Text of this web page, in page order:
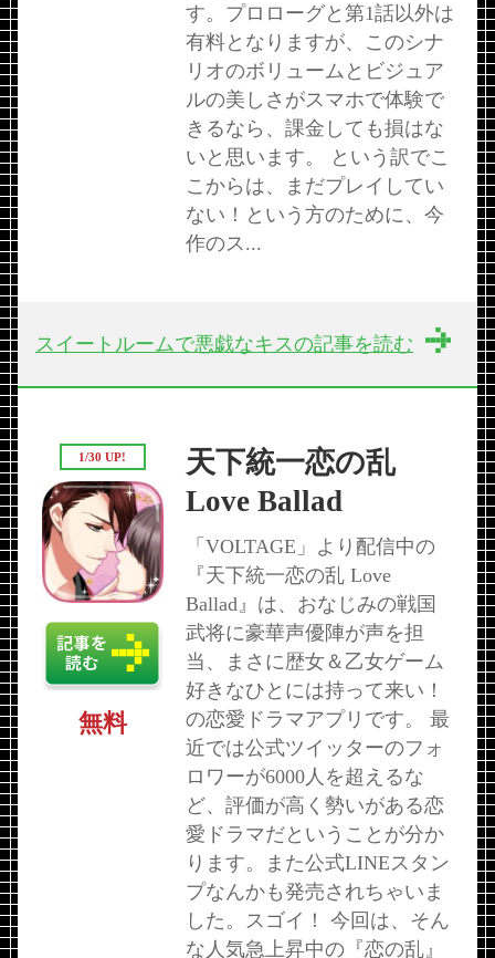
す。プロローグと第1話以外は
有料となりますが、このシナ
リオのボリュームとビジュア
ルの美しさがスマホで体験で
きるなら、課金しても損はな
いと思います。 という訳でこ
こからは、まだプレイしてい
ない！という方のために、今
作のス...
スイートルームで悪戯なキスの記事を読む
天下統一恋の乱
Love Ballad
「VOLTAGE」より配信中の
『天下統一恋の乱 Love
Ballad』は、おなじみの戦国
武将に豪華声優陣が声を担
当、まさに歴女＆乙女ゲーム
好きなひとには持って来い！
の恋愛ドラマアプリです。 最
近では公式ツイッターのフォ
ロワーが6000人を超えるな
ど、評価が高く勢いがある恋
愛ドラマだということが分か
ります。また公式LINEスタン
プなんかも発売されちゃいま
した。スゴイ！ 今回は、そん
な人気急上昇中の『恋の乱』
1/30 UP!
無料